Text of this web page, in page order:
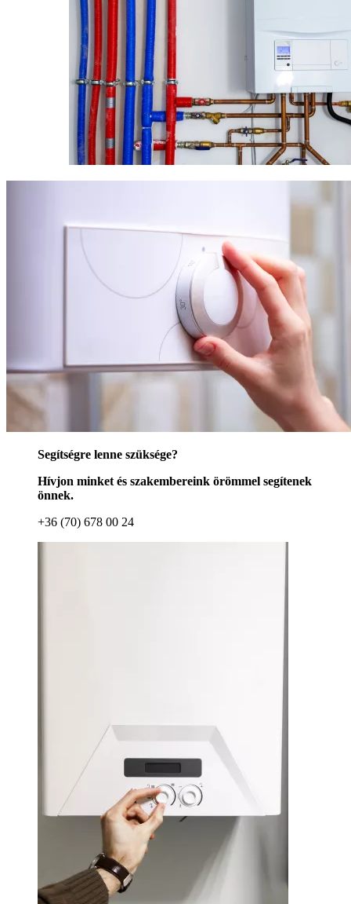
Segítségre lenne szüksége?
Hívjon minket és szakembereink örömmel segítenek
önnek.
+36 (70) 678 00 24